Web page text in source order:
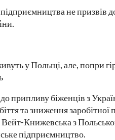
не призвів
у Польщі, але, попри
припливу біженців з
та зниження
Книжевська з
підприємництво.